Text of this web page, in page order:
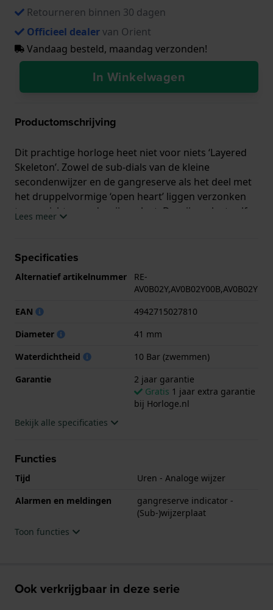
Retourneren binnen 30 dagen
Officieel dealervan Orient
Vandaag besteld, maandag verzonden!
In Winkelwagen
Productomschrijving
Dit prachtige horloge heet niet voor niets ‘Layered
Skeleton’. Zowel de sub-dials van de kleine
secondenwijzer en de gangreserve als het deel met
het druppelvormige ‘open heart’ liggen verzonken
ten opzichte van de wijzerplaat. De wijzerplaat zelf
Paisley voering. De contrasterende texturen,
het horloge diepte, wat nog verder wordt versterkt
eigen huis ontwikkelde automatische uurwerk kan
ook met de hand worden opgewonden en heeft een
gangreserve van 50 uur.
De afwerking is - zoals we gewend zijn van Orient
gepolijste schakelband en ontspiegeld saffierglas.
Lees meer
Specificaties
Alternatief artikelnummer
RE-
AV0B02Y,AV0B02Y00B,AV0B02Y
EAN
4942715027810
Diameter
41 mm
Waterdichtheid
10 Bar (zwemmen)
Garantie
2 jaar garantie
Gratis 1 jaar extra garantie
bij Horloge.nl
Bekijk alle specificaties
Functies
Tijd
Uren - Analoge wijzer
Alarmen en meldingen
gangreserve indicator -
(Sub-)wijzerplaat
Toon functies
Ook verkrijgbaar in deze serie